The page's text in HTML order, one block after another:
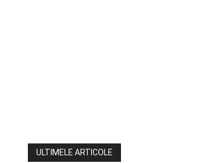
ULTIMELE ARTICOLE